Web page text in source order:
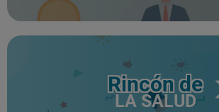
Rincón de
LA SALUD